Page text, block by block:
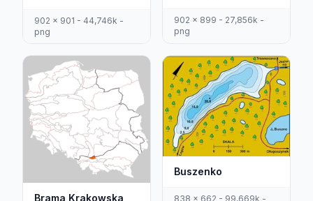
902 x 901 - 44,746k -
png
902 x 899 - 27,856k -
png
Brama Krakowska
Buszenko
838 x 662 - 99,669k -